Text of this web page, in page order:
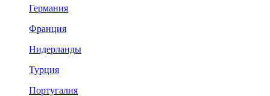
Германия
Франция
Нидерланды
Турция
Португалия